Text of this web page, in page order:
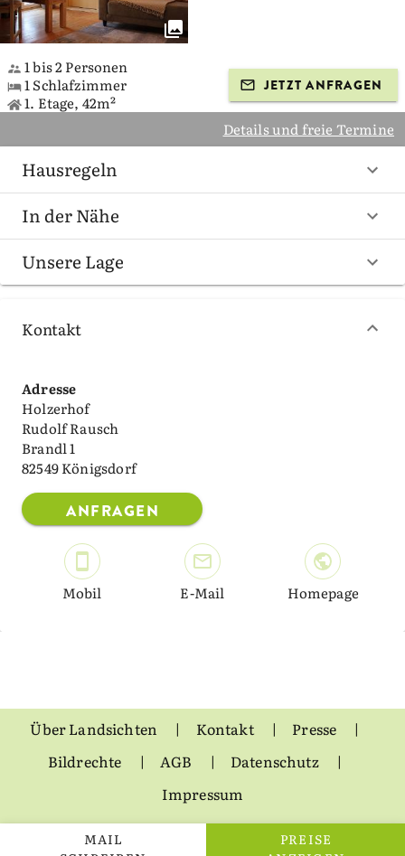
MAIL
PREISE
1 bis 2 Personen
1 Schlafzimmer
1. Etage, 42m²
JETZT ANFRAGEN
Details und freie Termine
Hausregeln
In der Nähe
Unsere Lage
Kontakt
Adresse
Holzerhof
Rudolf Rausch
Brandl 1
82549 Königsdorf
ANFRAGEN
Mobil E-Mail Homepage
Über Landsichten Kontakt
Presse
Bildrechte
AGB
Datenschutz
Impressum